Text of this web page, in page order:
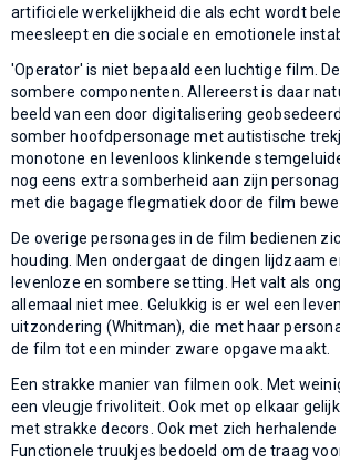
artificiele werkelijkheid die als echt wordt
meesleept en die sociale en emotionele
'Operator' is niet bepaald een luchtige film.
sombere componenten. Allereerst is daar
beeld van een door digitalisering
somber hoofdpersonage met autistische
monotone en levenloos klinkende
nog eens extra somberheid aan zijn
met die bagage flegmatiek door de film
De overige personages in de film bedienen
houding. Men ondergaat de dingen lijdzaam
levenloze en sombere setting. Het valt als
allemaal niet mee. Gelukkig is er wel een
uitzondering (Whitman), die met haar
de film tot een minder zware opgave maakt.
Een strakke manier van filmen ook. Met
een vleugje frivoliteit. Ook met op elkaar
met strakke decors. Ook met zich herhalende
Functionele truukjes bedoeld om de traag